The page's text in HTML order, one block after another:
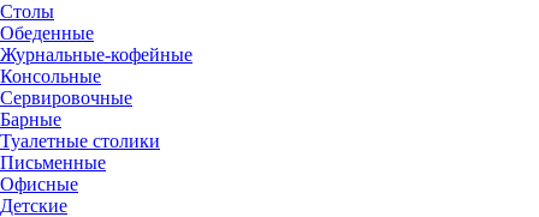
Столы
Обеденные
Журнальные-кофейные
Консольные
Сервировочные
Барные
Туалетные столики
Письменные
Офисные
Детские